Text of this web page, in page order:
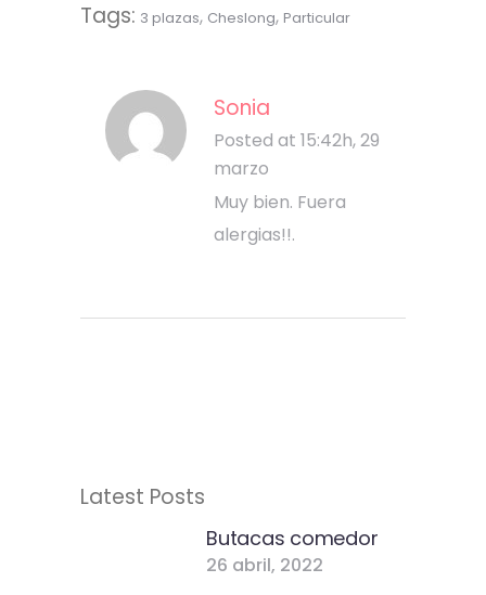
Tags: 3 plazas, Cheslong, Particular
Sonia
Posted at 15:42h, 29
marzo
Muy bien. Fuera
alergias!!.
Latest Posts
Butacas comedor
26 abril, 2022